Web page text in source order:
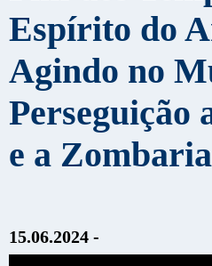
Espírito do
Agindo no
Perseguição
e a
15.06.2024 -